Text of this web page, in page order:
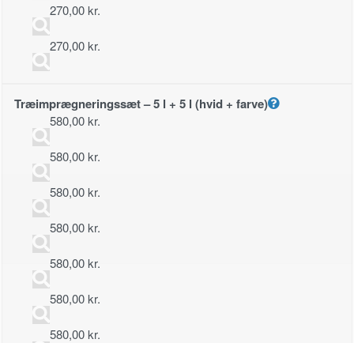
270,00kr.
270,00kr.
Træimprægneringssæt – 5 l + 5 l (hvid + farve)
580,00kr.
580,00kr.
580,00kr.
580,00kr.
580,00kr.
580,00kr.
580,00kr.